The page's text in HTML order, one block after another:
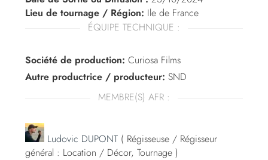
Lieu de tournage / Région: Ile de France
ÉQUIPE TECHNIQUE :
Société de production: Curiosa Films
Autre productrice / producteur: SND
MEMBRE(S) AFR :
Ludovic DUPONT ( Régisseuse / Régisseur
général : Location / Décor, Tournage )